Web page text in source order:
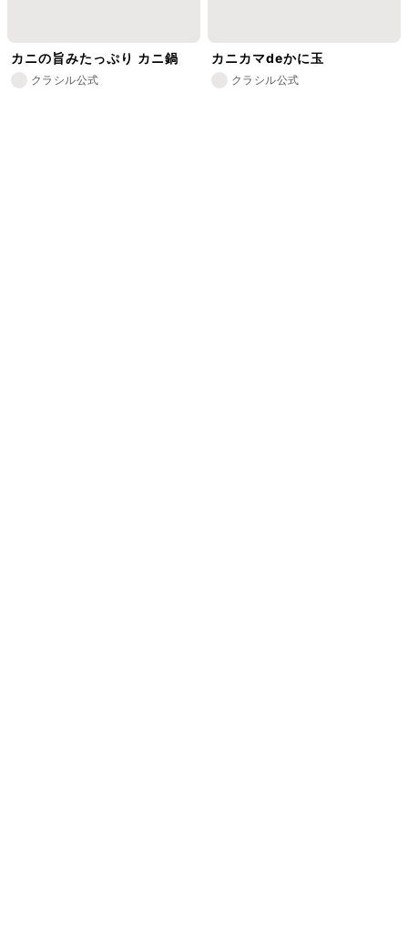
カニの旨みたっぷり カニ鍋
クラシル公式
カニカマdeかに玉
クラシル公式